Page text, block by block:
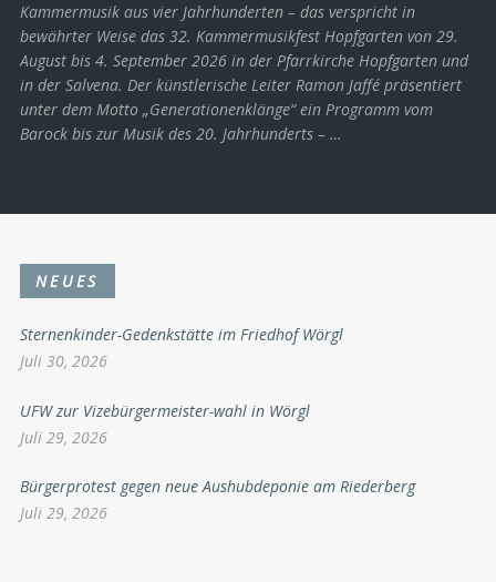
Kammermusik aus vier Jahrhunderten – das verspricht in
bewährter Weise das 32. Kammermusikfest Hopfgarten von 29.
August bis 4. September 2026 in der Pfarrkirche Hopfgarten und
in der Salvena. Der künstlerische Leiter Ramon Jaffé präsentiert
unter dem Motto „Generationenklänge“ ein Programm vom
Barock bis zur Musik des 20. Jahrhunderts ­– …
NEUES
Sternenkinder-Gedenkstätte im Friedhof Wörgl
Juli 30, 2026
UFW zur Vizebürgermeister-wahl in Wörgl
Juli 29, 2026
Bürgerprotest gegen neue Aushubdeponie am Riederberg
Juli 29, 2026